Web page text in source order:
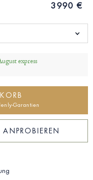
3990 €
express
Garantien